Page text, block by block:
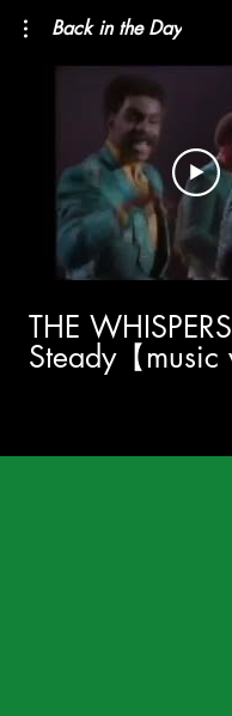
Back in the Day
THE
Steady【music